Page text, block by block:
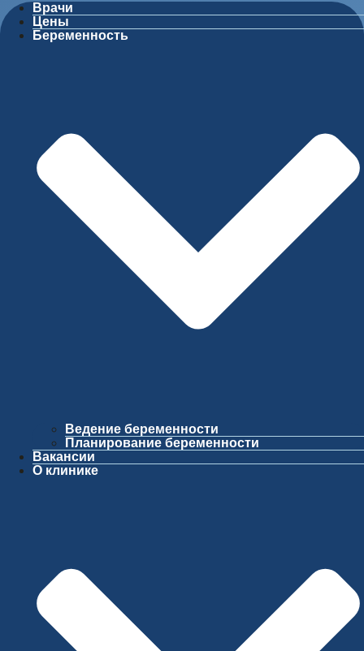
Врачи
Цены
Беременность
Ведение беременности
Планирование беременности
Вакансии
О клинике